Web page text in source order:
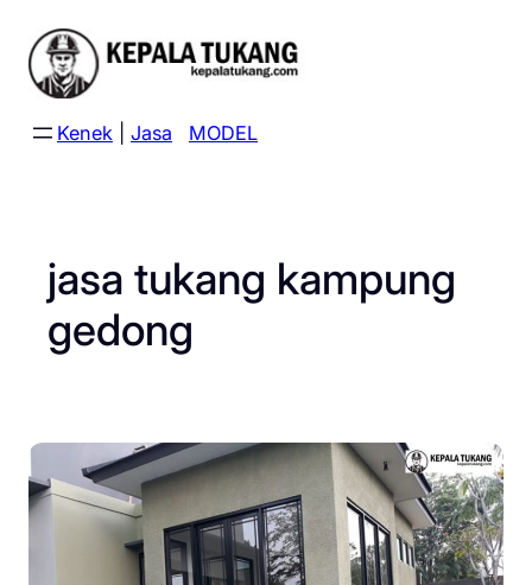
content
Kenek Jasa MODEL
jasa tukang kampung
gedong